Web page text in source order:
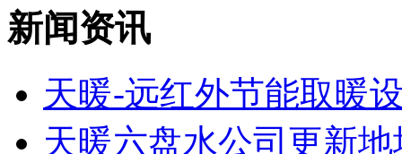
新闻资讯
天暖-远红外节能取暖
天暖六盘水公司更新地